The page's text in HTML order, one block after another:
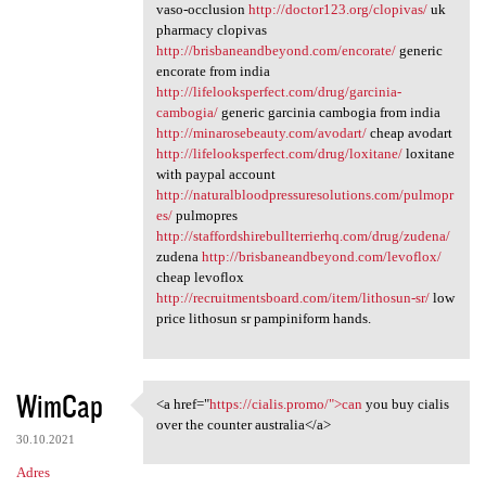
vaso-occlusion http://doctor123.org/clopivas/uk
pharmacy clopivas
http://brisbaneandbeyond.com/encorate/generic
encorate from india
http://lifelooksperfect.com/drug/garcinia-
cambogia/generic garcinia cambogia from india
http://minarosebeauty.com/avodart/cheap avodart
http://lifelooksperfect.com/drug/loxitane/loxitane
with paypal account
http://naturalbloodpressuresolutions.com/pulmopr
es/pulmopres
http://staffordshirebullterrierhq.com/drug/zudena/
zudena http://brisbaneandbeyond.com/levoflox/
cheap levoflox
http://recruitmentsboard.com/item/lithosun-sr/low
price lithosun sr pampiniform hands.
WimCap
30.10.2021
Adres
<a href="https://cialis.promo
<a href="https://cialis.promo/">can you buy cialis
over the counter australia</a>